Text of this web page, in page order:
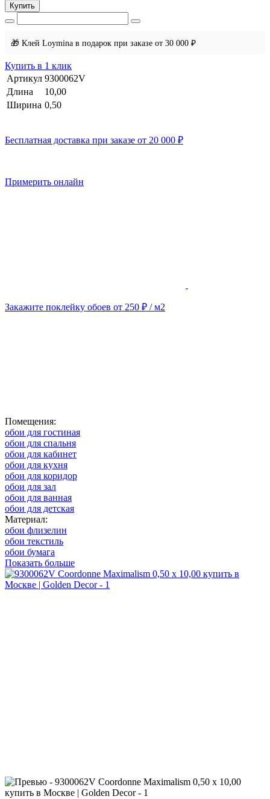
Купить
🎁 Клей Loymina в подарок при заказе от 30 000 ₽
Купить в 1 клик
Артикул 9300062V
Длина
10,00
Ширина 0,50
Бесплатная доставка при заказе от 20 000 ₽
Примерить онлайн
Закажите поклейку обоев от 250 ₽ / м2
Помещения:
обои для гостиная
обои для спальня
обои для кабинет
обои для кухня
обои для коридор
обои для зал
обои для ванная
обои для детская
Материал:
обои флизелин
обои текстиль
обои бумага
Показать больше